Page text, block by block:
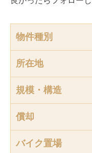
物件種別
所在地
規模・構造
償却
バイク置場